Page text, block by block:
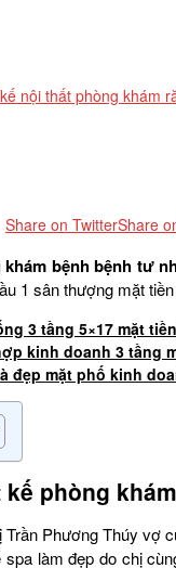
nội thất phòng khám
Share on TwitterShare
bệnh bệnh tư
1 sân thượng mặt
3 tầng 5×17 mặt
kinh doanh 3 tầng
đẹp mặt phố kinh
kế phòng
Trần Phương Thúy vợ
spa làm đẹp do chị